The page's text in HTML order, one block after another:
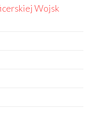
Wojsk